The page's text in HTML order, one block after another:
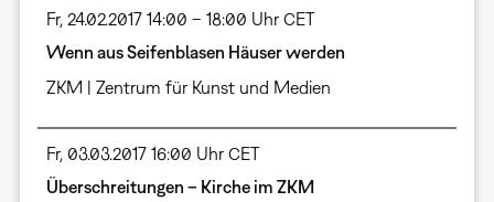
Fr, 24.02.2017 14:00 – 18:00 Uhr CET
Wenn aus Seifenblasen Häuser werden
ZKM | Zentrum für Kunst und Medien
Fr, 03.03.2017 16:00 Uhr CET
Überschreitungen – Kirche im ZKM